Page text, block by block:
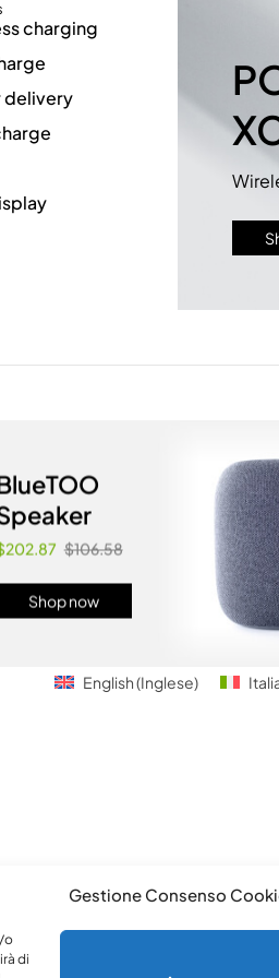
Gestione Consenso
o
di
charging
delivery
$106.58
Shop now
English(Inglese)